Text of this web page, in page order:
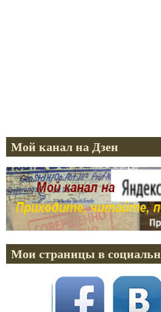
Мой канал на Дзен
Мои страницы в